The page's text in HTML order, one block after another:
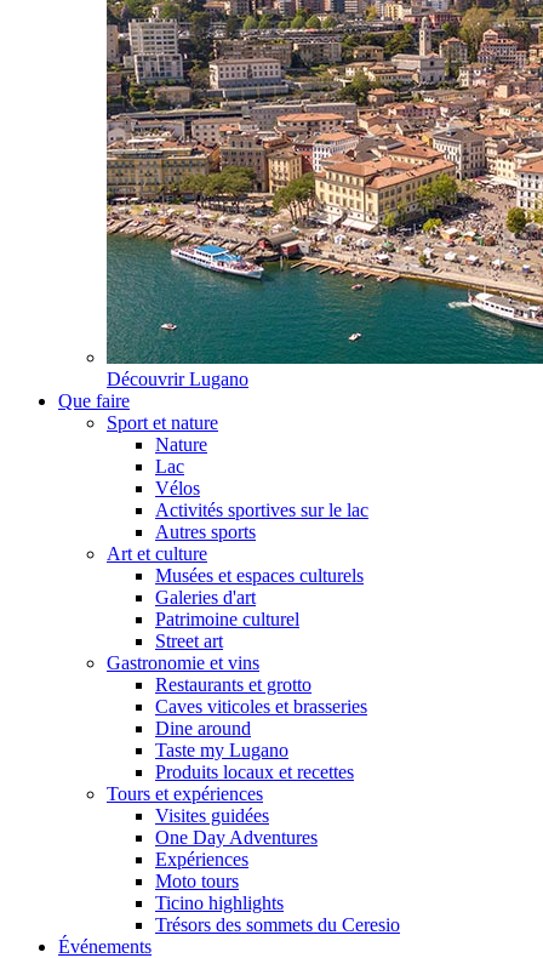
Découvrir Lugano
Que faire
Sport et nature
Nature
Lac
Vélos
Activités sportives sur le lac
Autres sports
Art et culture
Musées et espaces culturels
Galeries d'art
Patrimoine culturel
Street art
Gastronomie et vins
Restaurants et grotto
Caves viticoles et brasseries
Dine around
Taste my Lugano
Produits locaux et recettes
Tours et expériences
Visites guidées
One Day Adventures
Expériences
Moto tours
Ticino highlights
Trésors des sommets du Ceresio
Événements